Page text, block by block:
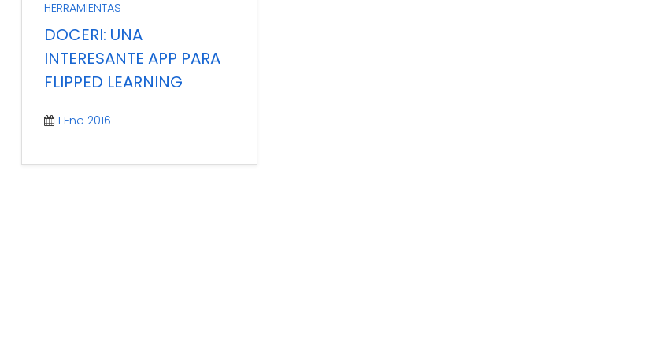
bastante potentes a la hora
de poder invertir nuestras
clases, sin embargo,
requieren de una
competencia digital tanto del
profesorado como del
HERRAMIENTAS
DOCERI: UNA
INTERESANTE APP PARA
FLIPPED LEARNING
1 Ene 2016